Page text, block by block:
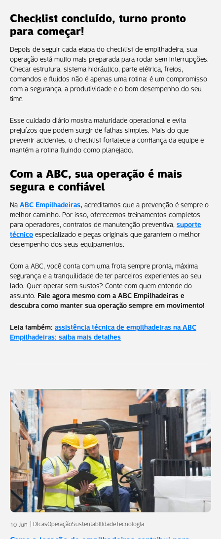
Checklist concluído, turno pronto
para começar!
Depois de seguir cada etapa do checklist de empilhadeira, sua
operação está muito mais preparada para rodar sem interrupções.
Checar estrutura, sistema hidráulico, parte elétrica, freios,
comandos e fluidos não é apenas uma rotina: é um compromisso
com a segurança, a produtividade e o bom desempenho do seu
time.
Esse cuidado diário mostra maturidade operacional e evita
prejuízos que podem surgir de falhas simples. Mais do que
prevenir acidentes, o checklist fortalece a confiança da equipe e
mantém a rotina fluindo como planejado.
Com a ABC, sua operação é mais
segura e confiável
NaABC Empilhadeiras, acreditamos que a prevenção é sempre o
melhor caminho. Por isso, oferecemos treinamentos completos
para operadores, contratos de manutenção preventiva, suporte
técnicoespecializado e peças originais que garantem o melhor
desempenho dos seus equipamentos.
Com a ABC, você conta com uma frota sempre pronta, máxima
segurança e a tranquilidade de ter parceiros experientes ao seu
lado. Quer operar sem sustos? Conte com quem entende do
assunto. Fale agora mesmo com a ABC Empilhadeiras e
descubra como manter sua operação sempre em movimento!
Leia também: assistência técnica de empilhadeiras na ABC
Empilhadeiras: saiba mais detalhes
10 Jun DicasOperaçãoSustentabilidadeTecnologia